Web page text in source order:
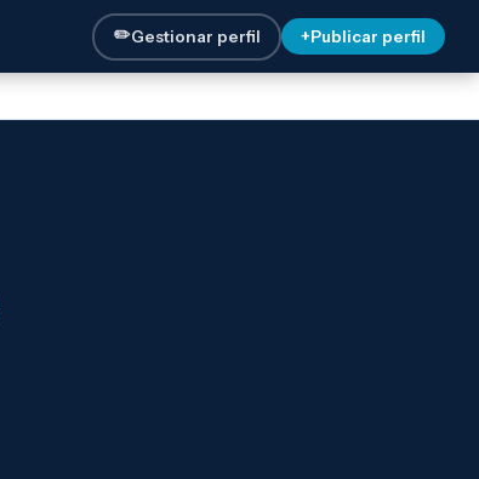
✏️Gestionar perfil +Publicar perfil